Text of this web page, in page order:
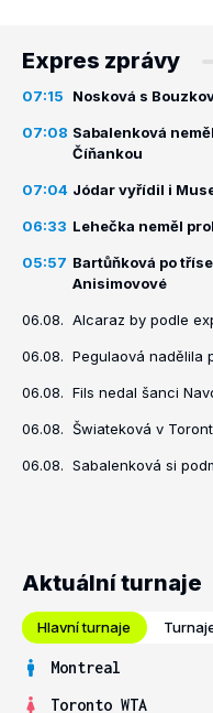
Expres zprávy
07:15 Nosková s
07:08 Sabalenková
Číňankou
07:04 Jódar vyřídil i
06:33 Lehečka neměl
05:57 Bartůňková po
Anisimovové
06.08. Alcaraz by podle
06.08. Pegulaová nadělila
06.08. Fils nedal šanci
06.08. Šwiateková v
06.08. Sabalenková si
Aktuální turnaje
Hlavní turnaje
Montreal
Toronto WTA